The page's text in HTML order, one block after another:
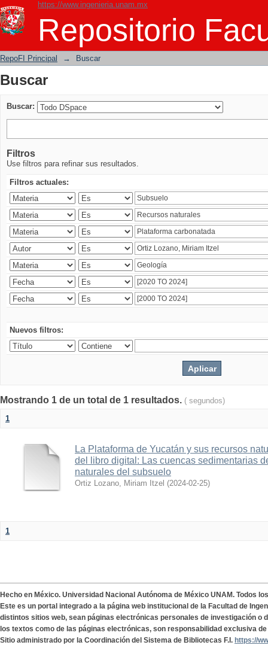
https://www.ingenieria.unam.mx
Repositorio
Buscar
RepoFI Principal → Buscar
Buscar
Buscar:
Filtros
Use filtros para refinar sus resultados.
Filtros actuales:
Nuevos filtros:
Mostrando 1 de un total de 1 resultados. ( segundos)
1
La Plataforma de Yucatán y sus recursos
del libro digital: Las cuencas sedimentarias
naturales del subsuelo
Ortiz Lozano, Miriam Itzel (2024-02-25)
1
Hecho en México. Universidad Nacional Autónoma de México UNAM. Todos
Este es un portal integrado a la página web institucional de la Facultad de
distintos sitios web, sean páginas electrónicas personales de investigación o
los textos como de las páginas electrónicas, son responsabilidad exclusiva
Sitio administrado por la Coordinación del Sistema de Bibliotecas F.I. https://